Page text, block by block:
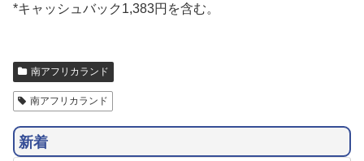
*キャッシュバック1,383円を含む。
南アフリカランド
南アフリカランド
新着